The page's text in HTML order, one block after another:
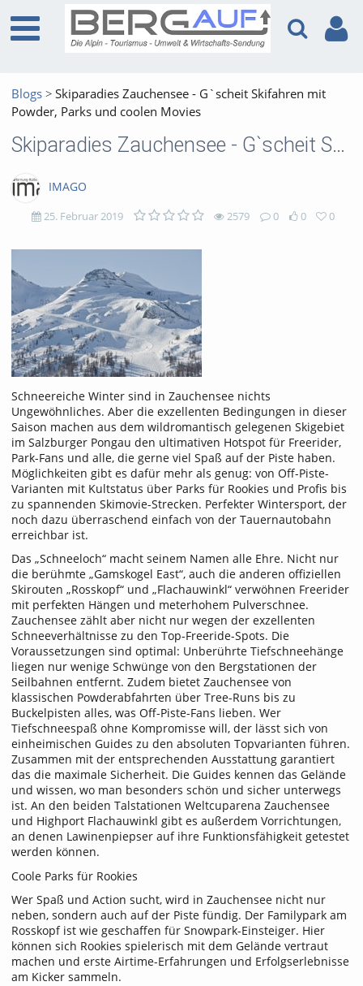
Blogs
Skiparadies Zauchensee - G`scheit Skifahren mit
Powder, Parks und coolen Movies
Skiparadies Zauchensee - G`scheit Skifahren mit Powder, Parks und coolen Movies
IMAGO
25. Februar 2019 2579
2579
views
0
Kommentare
0
likes
0
favorites
Schneereiche Winter sind in Zauchensee nichts
Ungewöhnliches. Aber die exzellenten Bedingungen in dieser
Saison machen aus dem wildromantisch gelegenen Skigebiet
im Salzburger Pongau den ultimativen Hotspot für Freerider,
Park-Fans und alle, die gerne viel Spaß auf der Piste haben.
Möglichkeiten gibt es dafür mehr als genug: von Off-Piste-
Varianten mit Kultstatus über Parks für Rookies und Profis bis
zu spannenden Skimovie-Strecken. Perfekter Wintersport, der
noch dazu überraschend einfach von der Tauernautobahn
erreichbar ist.
Das „Schneeloch“ macht seinem Namen alle Ehre. Nicht nur
die berühmte „Gamskogel East“, auch die anderen offiziellen
Skirouten „Rosskopf“ und „Flachauwinkl“ verwöhnen Freerider
mit perfekten Hängen und meterhohem Pulverschnee.
Zauchensee zählt aber nicht nur wegen der exzellenten
Schneeverhältnisse zu den Top-Freeride-Spots. Die
Voraussetzungen sind optimal: Unberührte Tiefschneehänge
liegen nur wenige Schwünge von den Bergstationen der
Seilbahnen entfernt. Zudem bietet Zauchensee von
klassischen Powderabfahrten über Tree-Runs bis zu
Buckelpisten alles, was Off-Piste-Fans lieben. Wer
Tiefschneespaß ohne Kompromisse will, der lässt sich von
einheimischen Guides zu den absoluten Topvarianten führen.
Zusammen mit der entsprechenden Ausstattung garantiert
das die maximale Sicherheit. Die Guides kennen das Gelände
und wissen, wo man besonders schön und sicher unterwegs
ist. An den beiden Talstationen Weltcuparena Zauchensee
und Highport Flachauwinkl gibt es außerdem Vorrichtungen,
an denen Lawinenpiepser auf ihre Funktionsfähigkeit getestet
werden können.
Coole Parks für Rookies
Wer Spaß und Action sucht, wird in Zauchensee nicht nur
neben, sondern auch auf der Piste fündig. Der Familypark am
Rosskopf ist wie geschaffen für Snowpark-Einsteiger. Hier
können sich Rookies spielerisch mit dem Gelände vertraut
machen und erste Airtime-Erfahrungen und Erfolgserlebnisse
am Kicker sammeln.